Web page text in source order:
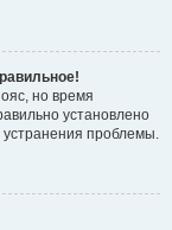
но время
установлено
проблемы.